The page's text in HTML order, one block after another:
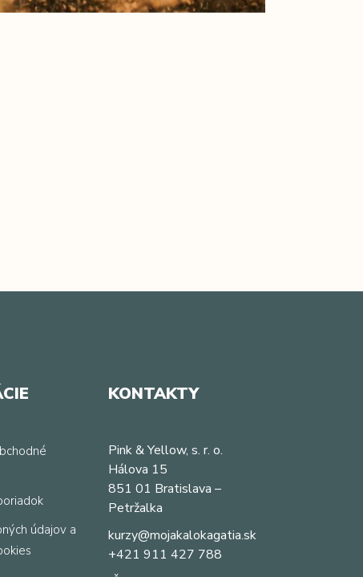
údajov a
KONTAKTY
Pink & Yellow, s. r. o.
Hálova 15
851 01 Bratislava –
Petržalka
kurzy@mojakalokagatia.sk
+421 911 427 788